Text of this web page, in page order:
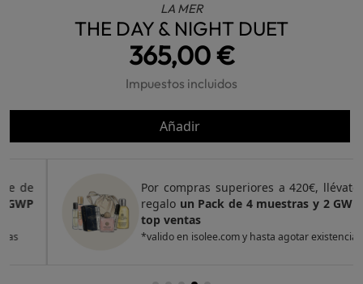
LA MER
THE DAY & NIGHT DUET
365,00 €
Impuestos incluidos
Añadir
Por compras superiores a 420€, llévate de
regaloun Pack de 4 muestras y 2 GWP de
top ventas
*valido en isolee.com y hasta agotar existencias